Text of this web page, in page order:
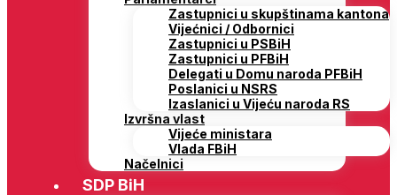
Zastupnici u skupštinama kantona
Vijećnici / Odbornici
Zastupnici u PSBiH
Zastupnici u PFBiH
Delegati u Domu naroda PFBiH
Poslanici u NSRS
Izaslanici u Vijeću naroda RS
Izvršna vlast
Vijeće ministara
Vlada FBiH
Načelnici
SDP BiH